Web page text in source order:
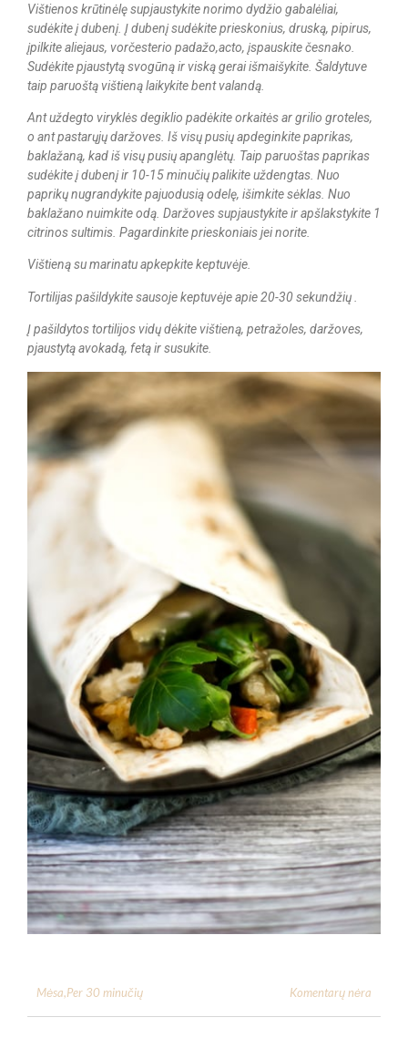
Vištienos krūtinėlę supjaustykite norimo dydžio gabalėliai,
sudėkite į dubenį. Į dubenį sudėkite prieskonius, druską, pipirus,
įpilkite aliejaus, vorčesterio padažo,acto, įspauskite česnako.
Sudėkite pjaustytą svogūną ir viską gerai išmaišykite. Šaldytuve
taip paruoštą vištieną laikykite bent valandą.
Ant uždegto viryklės degiklio padėkite orkaitės ar grilio groteles,
o ant pastarųjų daržoves. Iš visų pusių apdeginkite paprikas,
baklažaną, kad iš visų pusių apanglėtų. Taip paruoštas paprikas
sudėkite į dubenį ir 10-15 minučių palikite uždengtas. Nuo
paprikų nugrandykite pajuodusią odelę, išimkite sėklas. Nuo
baklažano nuimkite odą. Daržoves supjaustykite ir apšlakstykite 1
citrinos sultimis. Pagardinkite prieskoniais jei norite.
Vištieną su marinatu apkepkite keptuvėje.
Tortilijas pašildykite sausoje keptuvėje apie 20-30 sekundžių .
Į pašildytos tortilijos vidų dėkite vištieną, petražoles, daržoves,
pjaustytą avokadą, fetą ir susukite.
Mėsa,Per 30 minučių Komentarų nėra